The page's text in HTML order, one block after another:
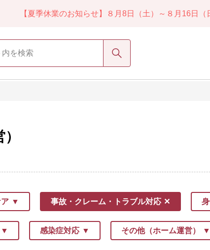
【夏季休業のお知らせ】８月8日（土）～８月16日（
検索
事故・クレーム・トラブル対応
感染症対応 その他（ホーム運営）